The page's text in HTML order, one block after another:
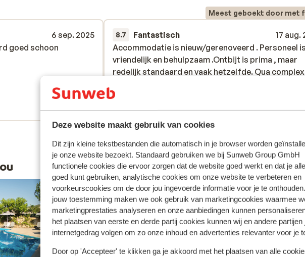
Deze website maakt gebruik van cookies
Dit zijn kleine tekstbestanden die automatisch in je browser worden
je onze website bezoekt. Standaard gebruiken we bij Sunweb Group GmbH
functionele cookies die ervoor zorgen dat de website goed werkt en dat je
goed kunt gebruiken, analytische cookies om onze website te verbeteren en
voorkeurscookies om de door jou ingevoerde informatie voor je te
jouw toestemming maken we ook gebruik van marketingcookies waarmee
marketingprestaties analyseren en onze aanbiedingen kunnen
het plaatsen van eerste en derde partij cookies kunnen wij en andere partijen
internetgedrag volgen om zo onze inhoud en advertenties relevanter voor je
Door op 'Accepteer' te klikken ga je akkoord met het plaatsen van alle
Meest geboekt door met
6 sep. 2025
goed schoon
goed schoon
8.7 Fantastisch
17 aug.
Accommodatie is nieuw/gerenoveerd . Personeel is
vriendelijk en behulpzaam .Ontbijt is prima , maar
redelijk standaard en vaak hetzelfde. Qua
Avonds in zeer geschikte kerel. Verder is het alleen
afgelegen , dus ik zou adviseren om bij aankomst
een huurauto te regelen bij de receptie.
Accommodatie is nieuw/gerenoveerd . Personeel is
vriendelijk en behulpzaam .Ontbijt is prima , maar
redelijk standaard en vaak hetzelfde. Qua
Avonds in zeer geschikte kerel. Verder is het...